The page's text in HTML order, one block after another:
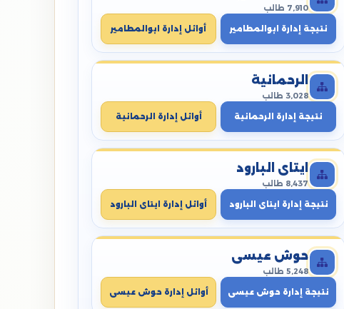
7,910 طالب
نتيجة إدارة ابوالمطامير أوائل إدارة ابوالمطامير
الرحمانية
3,028 طالب
نتيجة إدارة الرحمانية أوائل إدارة الرحمانية
ايتاى البارود
8,437 طالب
نتيجة إدارة ايتاى البارود أوائل إدارة ايتاى البارود
حوش عيسى
5,248 طالب
نتيجة إدارة حوش عيسى أوائل إدارة حوش عيسى